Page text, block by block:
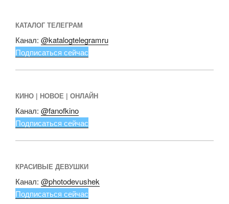
КАТАЛОГ ТЕЛЕГРАМ
Канал: @katalogtelegramru
Подписаться сейчас
КИНО | НОВОЕ | ОНЛАЙН
Канал: @fanofkino
Подписаться сейчас
КРАСИВЫЕ ДЕВУШКИ
Канал: @photodevushek
Подписаться сейчас